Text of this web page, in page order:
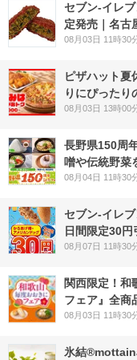
セブン-イレ
定発売｜名古
08月03日 11時30
ピザハット夏
りにぴったり
08月03日 13時00
長野県150周
噌や伝統野菜
08月04日 11時30
セブン‐イレ
日間限定30円
08月07日 11時30
関西限定！和
フェア』全商
08月03日 11時30
氷結